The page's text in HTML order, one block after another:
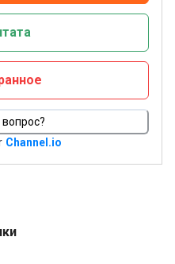
вопрос?
Channel.io